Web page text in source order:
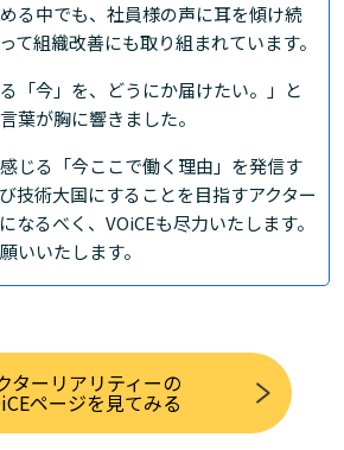
る中でも、社員様の声に耳を傾け続
て組織改善にも取り組まれています。
「今」を、どうにか届けたい。」と
葉が胸に響きました。
じる「今ここで働く理由」を発信す
技術大国にすることを目指すアクター
なるべく、VOiCEも尽力いたします。
いいたします。
ターリアリティーの
ページを見てみる